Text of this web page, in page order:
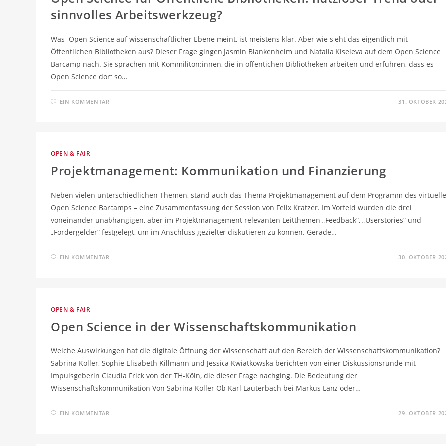
sinnvolles Arbeitswerkzeug?
Was Open Science auf wissenschaftlicher Ebene meint, ist meistens klar. Aber wie sieht das eigentlich mit
Öffentlichen Bibliotheken aus? Dieser Frage gingen Jasmin Blankenheim und Natalia Kiseleva auf dem Open Science
Barcamp nach. Sie sprachen mit Kommiliton:innen, die in öffentichen Bibliotheken arbeiten und erfuhren, dass es
Open Science dort so…
EIN KOMMENTAR 31. OKTOBER
OPEN & FAIR
Projektmanagement: Kommunikation und Finanzierung
Neben vielen unterschiedlichen Themen, stand auch das Thema Projektmanagement auf dem Programm des
Open Science Barcamps – eine Zusammenfassung der Session von Felix Kratzer. Im Vorfeld wurden die drei
voneinander unabhängigen, aber im Projektmanagement relevanten Leitthemen „Feedback“, „Userstories“ und
„Fördergelder“ festgelegt, um im Anschluss gezielter diskutieren zu können. Gerade…
EIN KOMMENTAR 30. OKTOBER
OPEN & FAIR
Open Science in der Wissenschaftskommunikation
Welche Auswirkungen hat die digitale Öffnung der Wissenschaft auf den Bereich der Wissenschaftskommunikation?
Sabrina Koller, Sophie Elisabeth Killmann und Jessica Kwiatkowska berichten von einer Diskussionsrunde mit
Impulsgeberin Claudia Frick von der TH-Köln, die dieser Frage nachging. Die Bedeutung der
Wissenschaftskommunikation Von Sabrina Koller Ob Karl Lauterbach bei Markus Lanz oder…
EIN KOMMENTAR 29. OKTOBER